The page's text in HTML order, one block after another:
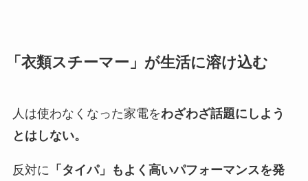
「衣類スチーマー」が生活に溶け込む
人は使わなくなった家電をわざわざ話題にしよう
とはしない。
反対に 「タイパ」もよく高いパフォーマンスを発